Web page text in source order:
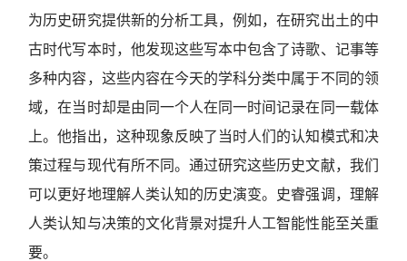
为历史研究提供新的分析工具，例如，在研究出土的中
古时代写本时，他发现这些写本中包含了诗歌、记事等
多种内容，这些内容在今天的学科分类中属于不同的领
域，在当时却是由同一个人在同一时间记录在同一载体
上。他指出，这种现象反映了当时人们的认知模式和决
策过程与现代有所不同。通过研究这些历史文献，我们
可以更好地理解人类认知的历史演变。史睿强调，理解
人类认知与决策的文化背景对提升人工智能性能至关重
要。